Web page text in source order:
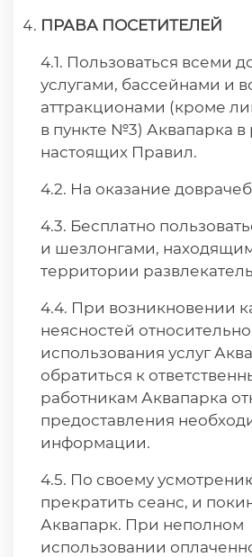
ПРАВА ПОСЕТИТЕЛЕЙ
4.1. Пользоваться всеми
услугами, бассейнами и
аттракционами (кроме
в пункте №3) Аквапарка в
настоящих Правил.
4.2. На оказание
4.3. Бесплатно
и шезлонгами,
территории
4.4. При возникновении
неясностей относительно
использования услуг
обратиться к
работникам Аквапарка
предоставления
информации.
4.5. По своему
прекратить сеанс, и
Аквапарк. При неполном
использовании